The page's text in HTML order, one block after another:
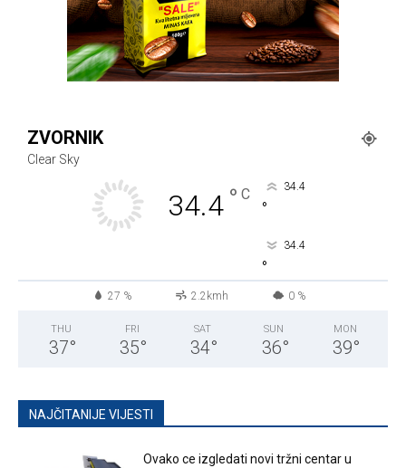
ZVORNIK
Clear Sky
34.4 ° C 34.4
°
34.4
°
27 % 2.2kmh 0 %
THU
37°
FRI
35°
SAT
34°
SUN
36°
MON
39°
NAJČITANIJE VIJESTI
Ovako ce izgledati novi tržni centar u